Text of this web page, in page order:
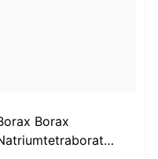
Borax